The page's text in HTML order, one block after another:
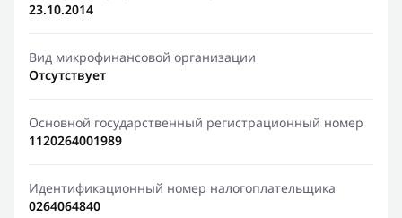
23.10.2014
Вид микрофинансовой организации
Отсутствует
Основной государственный регистрационный номер
1120264001989
Идентификационный номер налогоплательщика
0264064840